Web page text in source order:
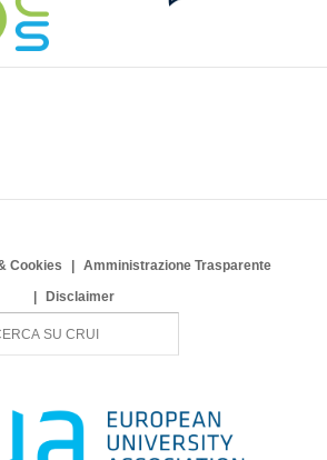
Cookies
Amministrazione Trasparente
Disclaimer